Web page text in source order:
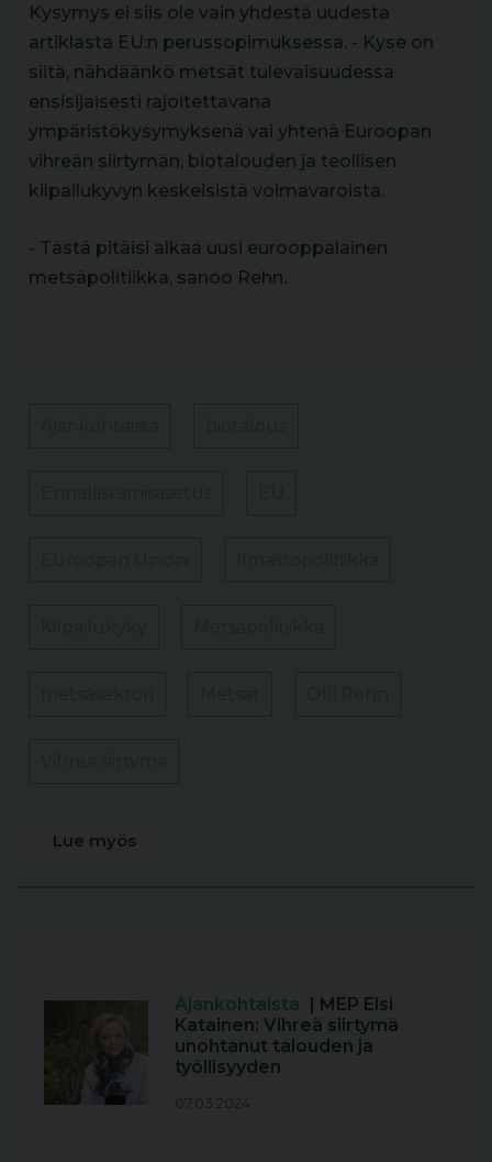
Kysymys ei siis ole vain yhdestä uudesta
artiklasta EU:n perussopimuksessa. - Kyse on
siitä, nähdäänkö metsät tulevaisuudessa
ensisijaisesti rajoitettavana
ympäristökysymyksenä vai yhtenä Euroopan
vihreän siirtymän, biotalouden ja teollisen
kilpailukyvyn keskeisistä voimavaroista.
- Tästä pitäisi alkaa uusi eurooppalainen
metsäpolitiikka, sanoo Rehn.
Lue myös
Ajankohtaista | MEP Elsi
Katainen: Vihreä siirtymä
unohtanut talouden ja
työllisyyden
07.03.2024